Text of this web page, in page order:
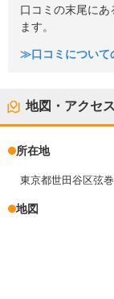
口コミの末尾に
ます。
≫口コミについて
地図・アクセス
所在地
東京都世田谷区弦
地図